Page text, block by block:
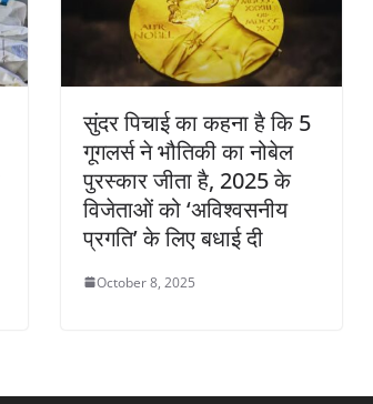
सुंदर पिचाई का कहना है कि 5
गूगलर्स ने भौतिकी का नोबेल
पुरस्कार जीता है, 2025 के
विजेताओं को ‘अविश्वसनीय
प्रगति’ के लिए बधाई दी
October 8, 2025